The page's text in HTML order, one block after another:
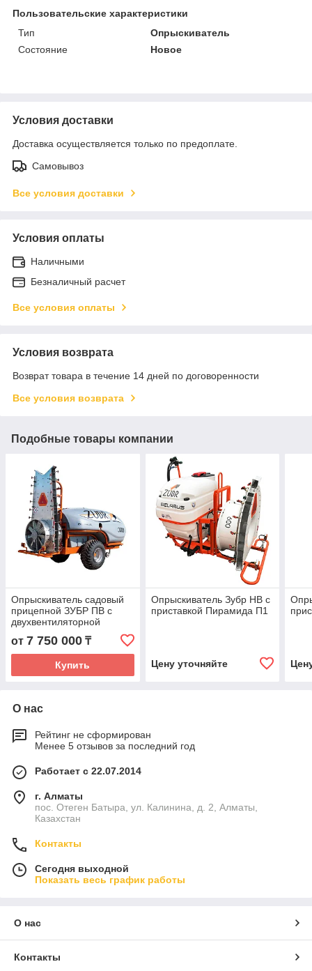
Пользовательские характеристики
Тип
Опрыскиватель
Состояние
Новое
Условия доставки
Доставка осуществляется только по предоплате.
Самовывоз
Все условия доставки
Условия оплаты
Наличными
Безналичный расчет
Все условия оплаты
Условия возврата
Возврат товара в течение 14 дней по договоренности
Все условия возврата
Подобные товары компании
Опрыскиватель садовый
прицепной ЗУБР ПВ с
двухвентиляторной
приставкой Колонна 2К,
2000 л
от 7 750 000 ₸
Купить
Опрыскиватель Зубр НВ с
приставкой Пирамида П1
Цену уточняйте
О нас
Рейтинг не сформирован
Менее 5 отзывов за последний год
Работает с 22.07.2014
г. Алматы
пос. Отеген Батыра, ул. Калинина, д. 2, Алматы,
Казахстан
Контакты
Сегодня выходной
Показать весь график работы
О нас
Контакты